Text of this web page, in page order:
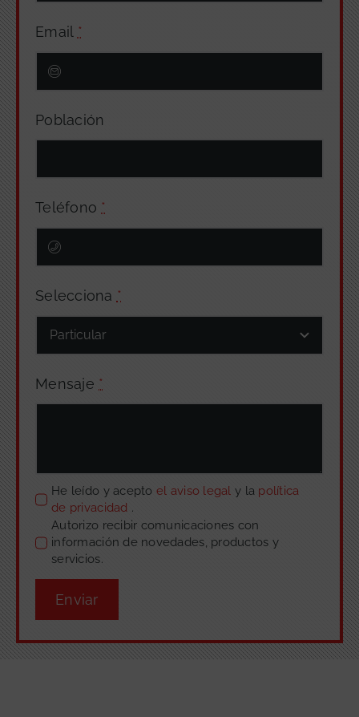
Email *
Población
Teléfono *
Selecciona *
Mensaje *
He leído y acepto el aviso legaly la política
de privacidad .
Autorizo recibir comunicaciones con
información de novedades, productos y
servicios.
Enviar